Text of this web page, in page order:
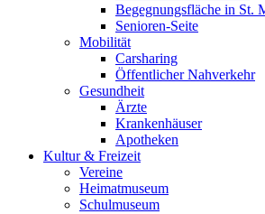
Begegnungsfläche in St.
Senioren-Seite
Mobilität
Carsharing
Öffentlicher Nahverkehr
Gesundheit
Ärzte
Krankenhäuser
Apotheken
Kultur & Freizeit
Vereine
Heimatmuseum
Schulmuseum